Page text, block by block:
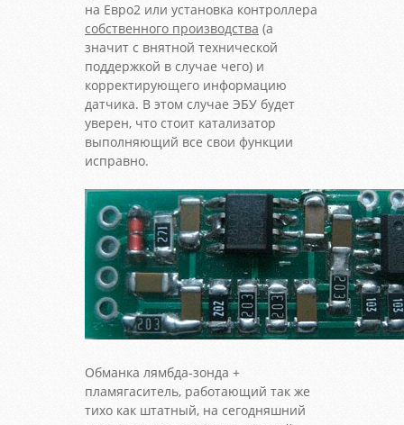
на Евро2 или установка контроллера
собственного производства (а
значит с внятной технической
поддержкой в случае чего) и
корректирующего информацию
датчика. В этом случае ЭБУ будет
уверен, что стоит катализатор
выполняющий все свои функции
исправно.
Обманка лямбда-зонда +
пламягаситель, работающий так же
тихо как штатный, на сегодняшний